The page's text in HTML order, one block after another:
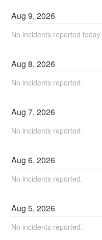
Aug9,2026
No incidents reported today.
Aug8,2026
No incidents reported.
Aug7,2026
No incidents reported.
Aug6,2026
No incidents reported.
Aug5,2026
No incidents reported.